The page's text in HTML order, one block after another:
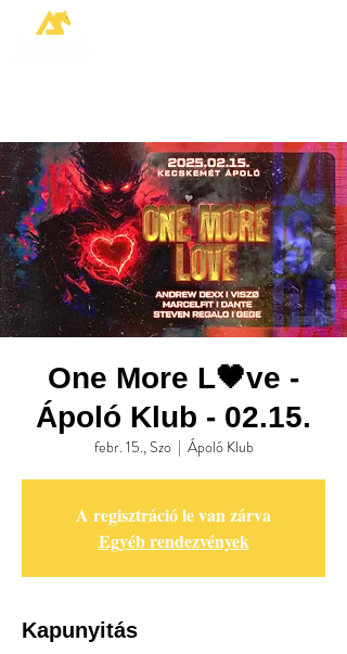
One More L🖤ve -
Ápoló Klub - 02.15.
febr. 15., Szo
  |
Ápoló Klub
A regisztráció le van zárva
Egyéb rendezvények
Kapunyitás